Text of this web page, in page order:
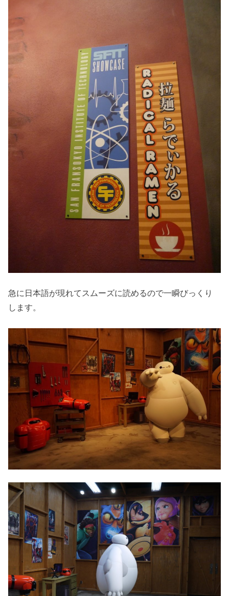
急に日本語が現れてスムーズに読めるので一瞬びっくり
します。